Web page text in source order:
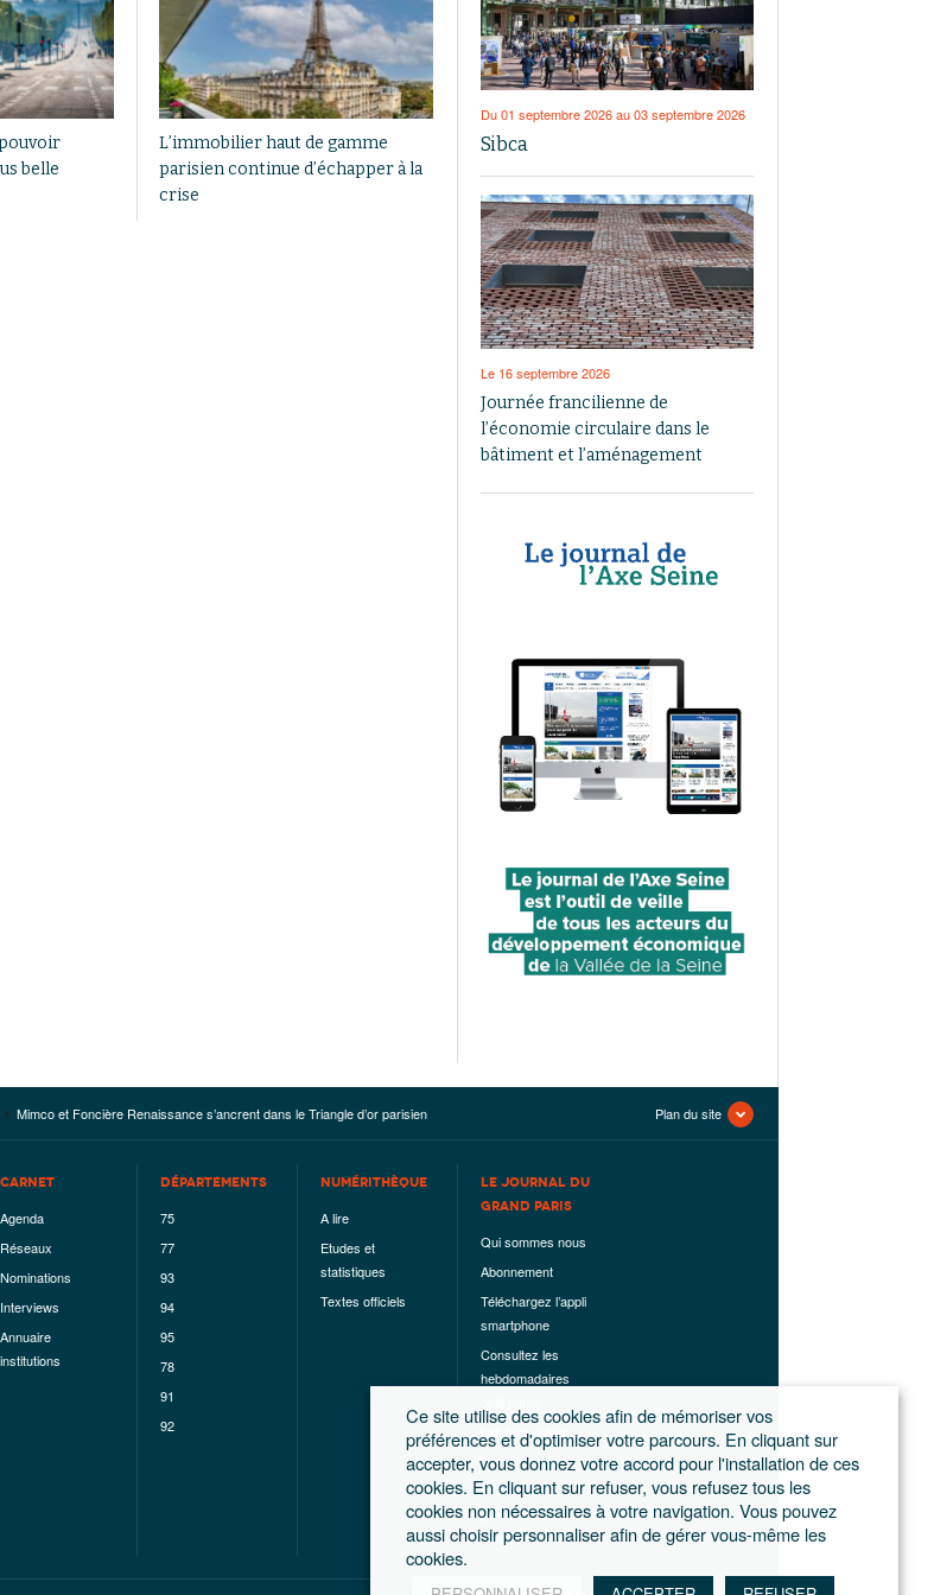
belle
L’immobilier haut de gamme
parisien continue d’échapper à la
crise
Du 01 septembre 2026 au 03 septembre 2026
Sibca
Le 16 septembre 2026
Journée francilienne de
l’économie circulaire dans le
bâtiment et l’aménagement
Mimco et Foncière Renaissance s’ancrent dans le Triangle d’or parisien Plan du site
CARNET
Agenda
Réseaux
Nominations
Interviews
Annuaire
institutions
DÉPARTEMENTS
75
77
93
94
95
78
91
92
NUMÉRITHÈQUE
A lire
Etudes et
statistiques
Textes officiels
LE JOURNAL DU
GRAND PARIS
Qui sommes nous
Abonnement
Téléchargez l’appli
smartphone
Consultez les
hebdomadaires
Les hors-séries
Mentions légales
Conditions
générales de
ventes
Ce site utilise des cookies afin de mémoriser vos
préférences et d'optimiser votre parcours. En cliquant sur
accepter, vous donnez votre accord pour l'installation de ces
cookies. En cliquant sur refuser, vous refusez tous les
cookies non nécessaires à votre navigation. Vous pouvez
aussi choisir personnaliser afin de gérer vous-même les
cookies.